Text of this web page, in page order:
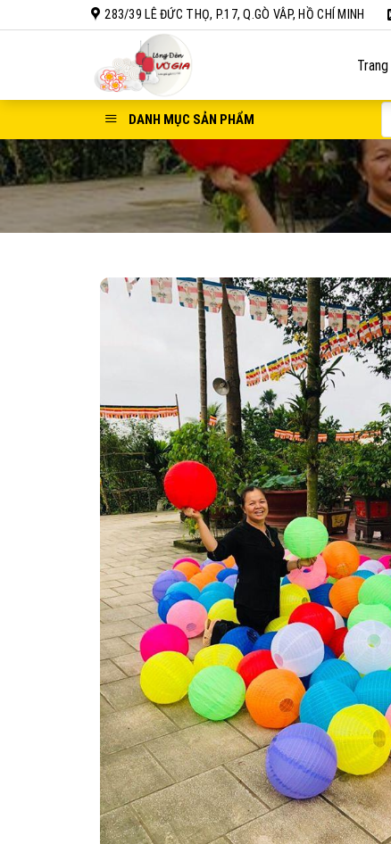
qua
283/39 LÊ ĐỨC THỌ, P.17, Q.GÒ VÂP, HỒ CHÍ MINH
DANH MỤC SẢN PHẨM